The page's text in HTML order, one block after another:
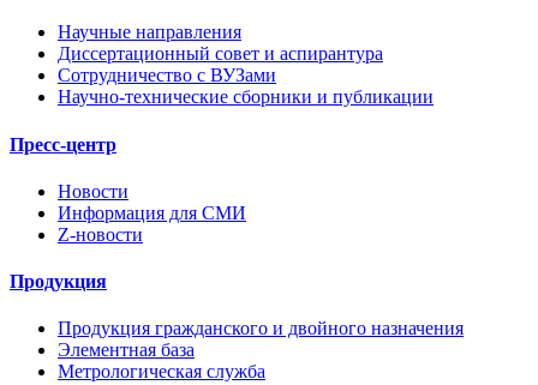
Научные направления
Диссертационный совет и аспирантура
Сотрудничество с ВУЗами
Научно-технические сборники и публикации
Пресс-центр
Новости
Информация для СМИ
Z-новости
Продукция
Продукция гражданского и двойного назначения
Элементная база
Метрологическая служба